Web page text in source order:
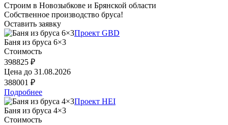
Строим в Новозыбкове и Брянской области
Собственное производство бруса!
Оставить заявку
Проект GBD
Баня из бруса 6×3
Стоимость
398825 ₽
Цена до 31.08.2026
388001 ₽
Подробнее
Проект HEI
Баня из бруса 4×3
Стоимость